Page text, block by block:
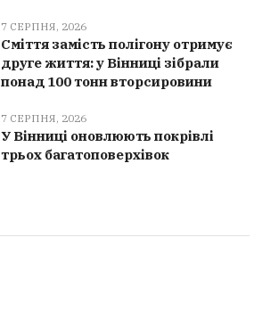
7 СЕРПНЯ, 2026
Сміття замість полігону отримує
друге життя: у Вінниці зібрали
понад 100 тонн вторсировини
7 СЕРПНЯ, 2026
У Вінниці оновлюють покрівлі
трьох багатоповерхівок